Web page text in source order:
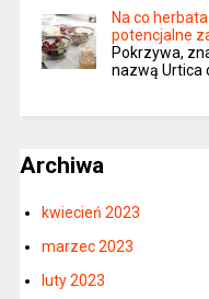
Na co
potencjalne
Pokrzywa,
nazwą Urtica
Archiwa
kwiecień 2023
marzec 2023
luty 2023